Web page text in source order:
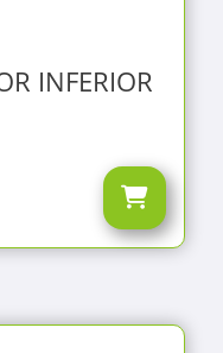
INFERIOR